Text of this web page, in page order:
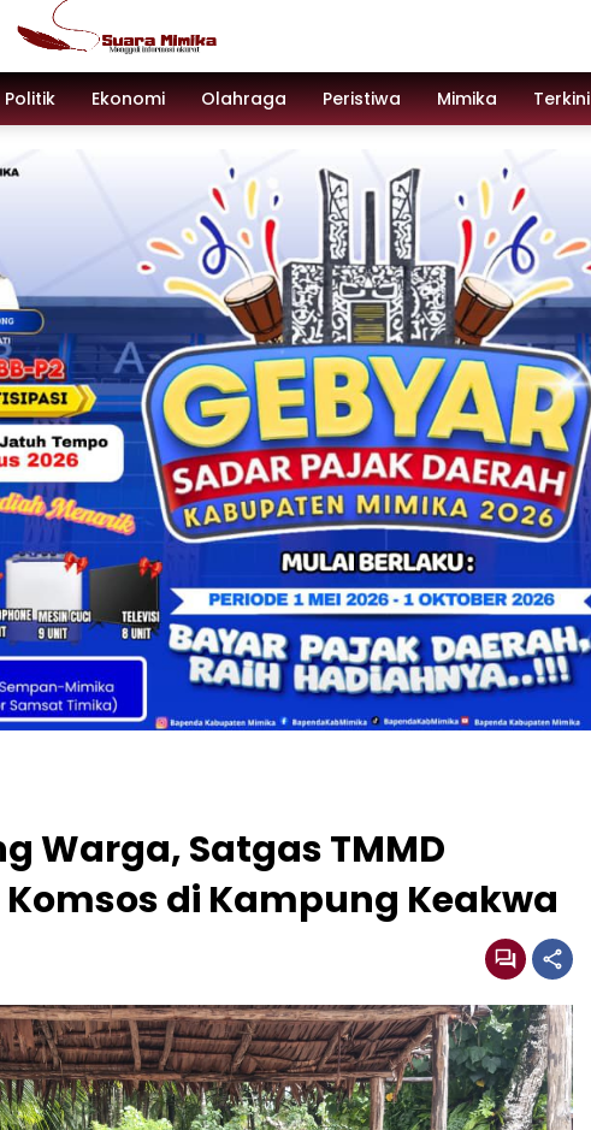
Politik Ekonomi Olahraga Peristiwa Mimika Terkini
Warga, Satgas TMMD
di Kampung Keakwa